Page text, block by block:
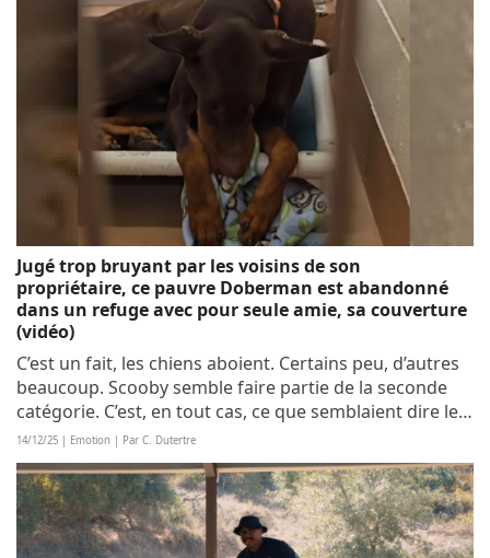
Jugé trop bruyant par les voisins de son
propriétaire, ce pauvre Doberman est abandonné
dans un refuge avec pour seule amie, sa couverture
(vidéo)
C’est un fait, les chiens aboient. Certains peu, d’autres
beaucoup. Scooby semble faire partie de la seconde
catégorie. C’est, en tout cas, ce que semblaient dire les
voisins de son propriétaire qui le trouvaient trop
bruyant. Son maître a donc...
14/12/25 | Emotion | Par C. Dutertre